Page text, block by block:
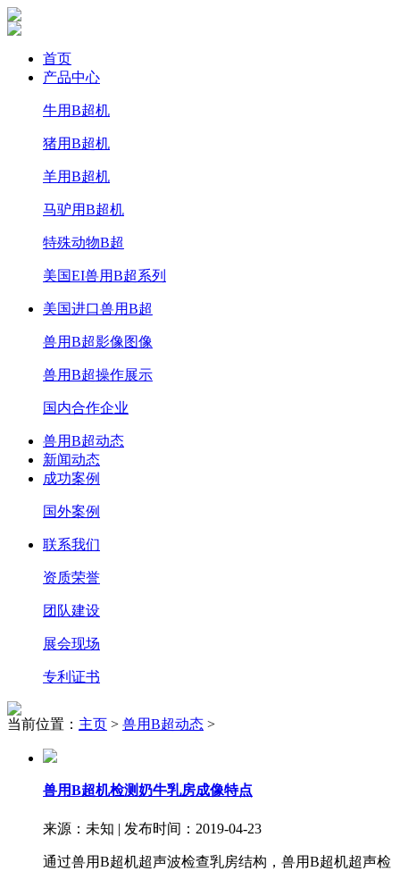
首页
产品中心
牛用B超机
猪用B超机
羊用B超机
马驴用B超机
特殊动物B超
美国EI兽用B超系列
美国进口兽用B超
兽用B超影像图像
兽用B超操作展示
国内合作企业
兽用B超动态
新闻动态
成功案例
国外案例
联系我们
资质荣誉
团队建设
展会现场
专利证书
当前位置： 主页 > 兽用B超动态 >
兽用B超机检测奶牛乳房成像特点
来源：未知 | 发布时间：2019-04-23
通过兽用B超机超声波检查乳房结构，兽用B超机超声检